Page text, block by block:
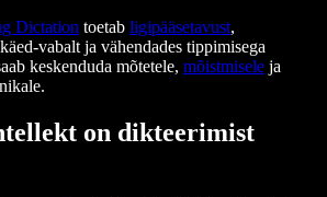
Dictation toetab ligipääsetavust,
vabalt ja vähendades tippimisega
keskenduda mõtetele, mõistmisele ja
on dikteerimist